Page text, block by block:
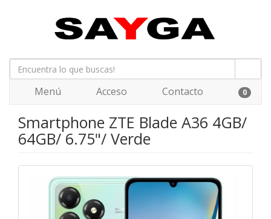
Menú Acceso Contacto 0
Smartphone ZTE Blade A36 4GB/
64GB/ 6.75"/ Verde